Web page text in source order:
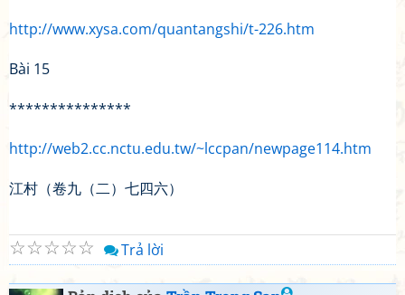
http://www.xysa.com/quantangshi/t-226.htm
Bài 15
***************
http://web2.cc.nctu.edu.tw/~lccpan/newpage114.htm
江村（卷九（二）七四六）
☆
☆
☆
☆
☆ Trả lời